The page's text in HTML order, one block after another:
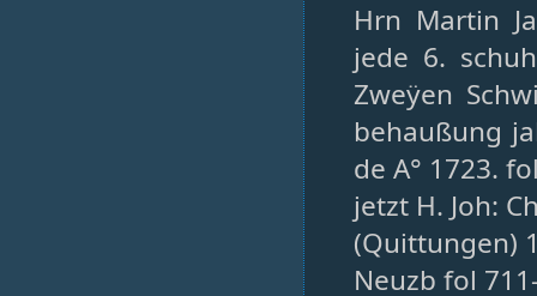
Hrn Martin
jede 6.
Zweÿen
behaußung
de A° 1723.
jetzt H. Joh:
(Quittungen)
Neuzb fol